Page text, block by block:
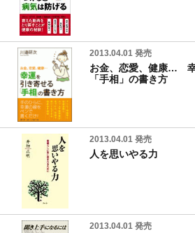
2013.04.01 発売
お金、恋愛、健康…
「手相」の書き方
2013.04.01 発売
人を思いやる力
2013.04.01 発売